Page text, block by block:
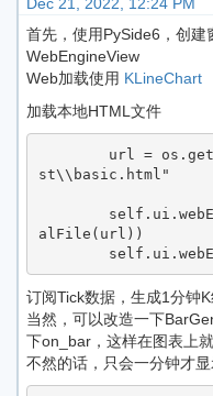
首先，使用PySide6，创建
WebEngineView
Web加载使用 KLineChart
加载本地HTML文件
st\\basic.html"
alFile(url))
订阅Tick数据，生成1分钟
当然，可以改造一下
下on_bar，这样在图表上
不然的话，只会一分钟才